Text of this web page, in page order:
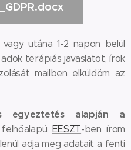
utána 1-2 napon belül
terápiás javaslatot, írok
mailben elküldöm az
egyeztetés alapján a
EESZT-ben írom
adja meg adatait a fenti